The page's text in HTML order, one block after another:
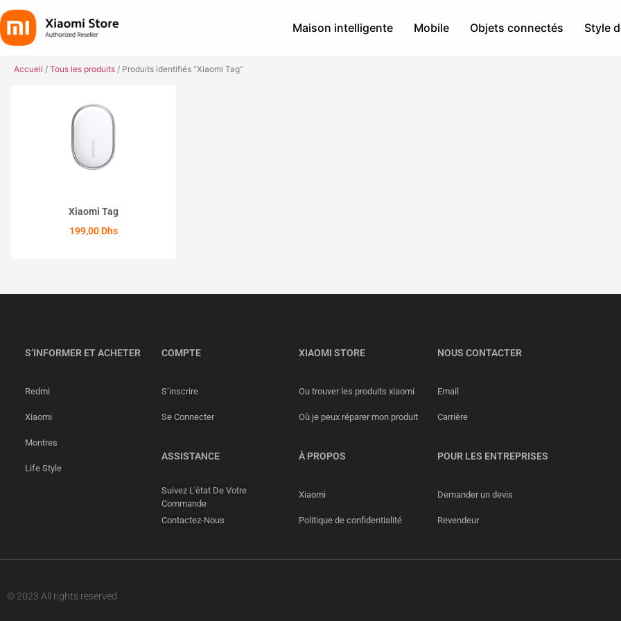
Maison intelligente Mobile Objets connectés Style
Accueil / Tous les produits / Produits identifiés “Xiaomi Tag”
Xiaomi Tag
199,00 Dhs
S’INFORMER ET ACHETER
Redmi
Xiaomi
Montres
Life Style
COMPTE
S’inscrire
Se Connecter
ASSISTANCE
Suivez L'état De Votre
Commande
Contactez-Nous
XIAOMI STORE
Ou trouver les produits xiaomi
Où je peux réparer mon produit
À PROPOS
Xiaomi
Politique de confidentialité
NOUS CONTACTER
Email
Carrière
POUR LES ENTREPRISES
Demander un devis
Revendeur
© 2023 All rights reserved